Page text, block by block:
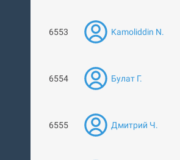
6553 Kamoliddin N.
6554 Булат Г.
6555 Дмитрий Ч.